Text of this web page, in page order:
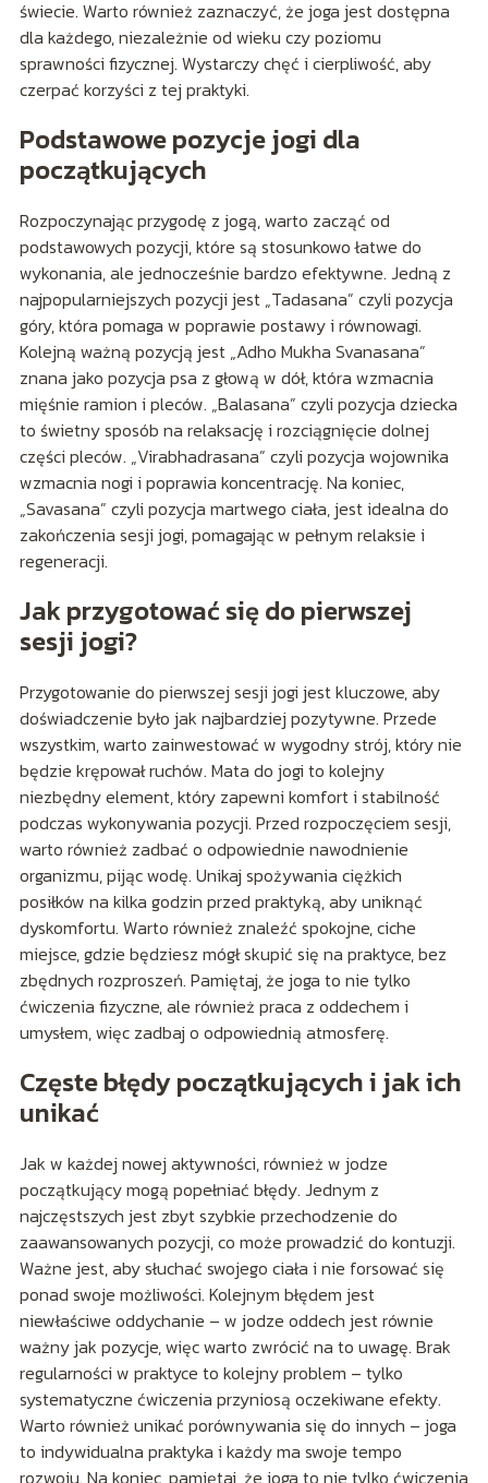
świecie. Warto również zaznaczyć, że joga jest dostępna
dla każdego, niezależnie od wieku czy poziomu
sprawności fizycznej. Wystarczy chęć i cierpliwość, aby
czerpać korzyści z tej praktyki.
Podstawowe pozycje jogi dla
początkujących
Rozpoczynając przygodę z jogą, warto zacząć od
podstawowych pozycji, które są stosunkowo łatwe do
wykonania, ale jednocześnie bardzo efektywne. Jedną z
najpopularniejszych pozycji jest „Tadasana” czyli pozycja
góry, która pomaga w poprawie postawy i równowagi.
Kolejną ważną pozycją jest „Adho Mukha Svanasana”
znana jako pozycja psa z głową w dół, która wzmacnia
mięśnie ramion i pleców. „Balasana” czyli pozycja dziecka
to świetny sposób na relaksację i rozciągnięcie dolnej
części pleców. „Virabhadrasana” czyli pozycja wojownika
wzmacnia nogi i poprawia koncentrację. Na koniec,
„Savasana” czyli pozycja martwego ciała, jest idealna do
zakończenia sesji jogi, pomagając w pełnym relaksie i
regeneracji.
Jak przygotować się do pierwszej
sesji jogi?
Przygotowanie do pierwszej sesji jogi jest kluczowe, aby
doświadczenie było jak najbardziej pozytywne. Przede
wszystkim, warto zainwestować w wygodny strój, który nie
będzie krępował ruchów. Mata do jogi to kolejny
niezbędny element, który zapewni komfort i stabilność
podczas wykonywania pozycji. Przed rozpoczęciem sesji,
warto również zadbać o odpowiednie nawodnienie
organizmu, pijąc wodę. Unikaj spożywania ciężkich
posiłków na kilka godzin przed praktyką, aby uniknąć
dyskomfortu. Warto również znaleźć spokojne, ciche
miejsce, gdzie będziesz mógł skupić się na praktyce, bez
zbędnych rozproszeń. Pamiętaj, że joga to nie tylko
ćwiczenia fizyczne, ale również praca z oddechem i
umysłem, więc zadbaj o odpowiednią atmosferę.
Częste błędy początkujących i jak ich
unikać
Jak w każdej nowej aktywności, również w jodze
początkujący mogą popełniać błędy. Jednym z
najczęstszych jest zbyt szybkie przechodzenie do
zaawansowanych pozycji, co może prowadzić do kontuzji.
Ważne jest, aby słuchać swojego ciała i nie forsować się
ponad swoje możliwości. Kolejnym błędem jest
niewłaściwe oddychanie – w jodze oddech jest równie
ważny jak pozycje, więc warto zwrócić na to uwagę. Brak
regularności w praktyce to kolejny problem – tylko
systematyczne ćwiczenia przyniosą oczekiwane efekty.
Warto również unikać porównywania się do innych – joga
to indywidualna praktyka i każdy ma swoje tempo